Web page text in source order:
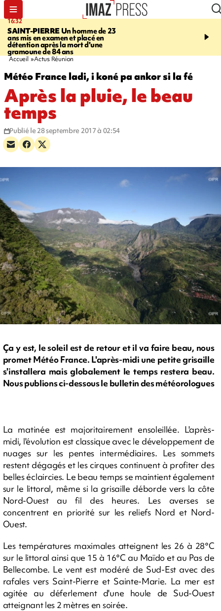
16:32
SAINT-PIERREUn homme de 23
ans mis en examen et placé en
détention après la mort d'une
gramoune de 84 ans
21:08
et Turquie scellent un
Accueil Actus Réunion
Météo France ladi, i koné pa ankor si la fé
Après la pluie, le beau
temps
Publié le 28 septembre 2017 à 02:54
Ça y est, le soleil est de retour et il va faire beau, nous
promet Météo France. L'après-midi une petite grisaille
s'installera mais globalement le temps restera beau.
Nous publions ci-dessous le bulletin des météorologues
La matinée est majoritairement ensoleillée. L'après-
midi, l'évolution est classique avec le développement de
nuages sur les pentes intermédiaires. Les sommets
restent dégagés et les cirques continuent à profiter des
belles éclaircies. Le beau temps se maintient également
sur le littoral, même si la grisaille déborde vers la côte
Nord-Ouest au fil des heures. Les averses se
concentrent en priorité sur les reliefs Nord et Nord-
Ouest.
Les températures maximales atteignent les 26 à 28°C
sur le littoral ainsi que 15 à 16°C au Maïdo et au Pas de
Bellecombe. Le vent est modéré de Sud-Est avec des
rafales vers Saint-Pierre et Sainte-Marie. La mer est
agitée au déferlement d'une houle de Sud-Ouest
atteignant les 2 mètres en soirée.